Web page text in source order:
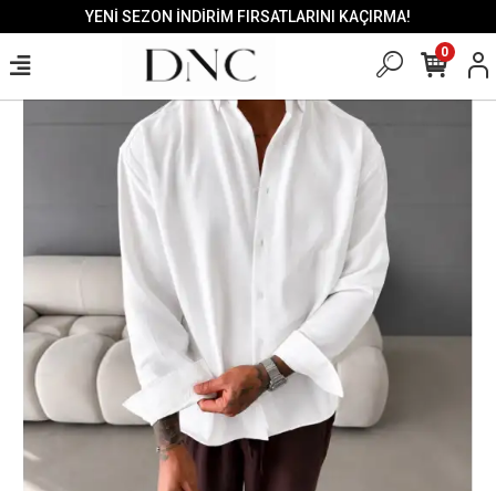
YENİ SEZON İNDİRİM FIRSATLARINI KAÇIRMA!
0